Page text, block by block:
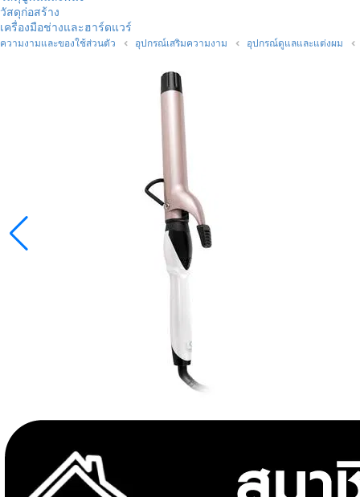
วัสดุก่อสร้าง
เครื่องมือช่างและฮาร์ดแวร์
ความงามและของใช้ส่วนตัว อุปกรณ์เสริมความงาม อุปกรณ์ดูแลและแต่งผม